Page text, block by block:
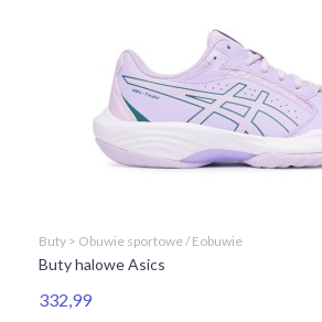
Buty > Obuwie sportowe / Eobuwie
Buty halowe Asics
332,99